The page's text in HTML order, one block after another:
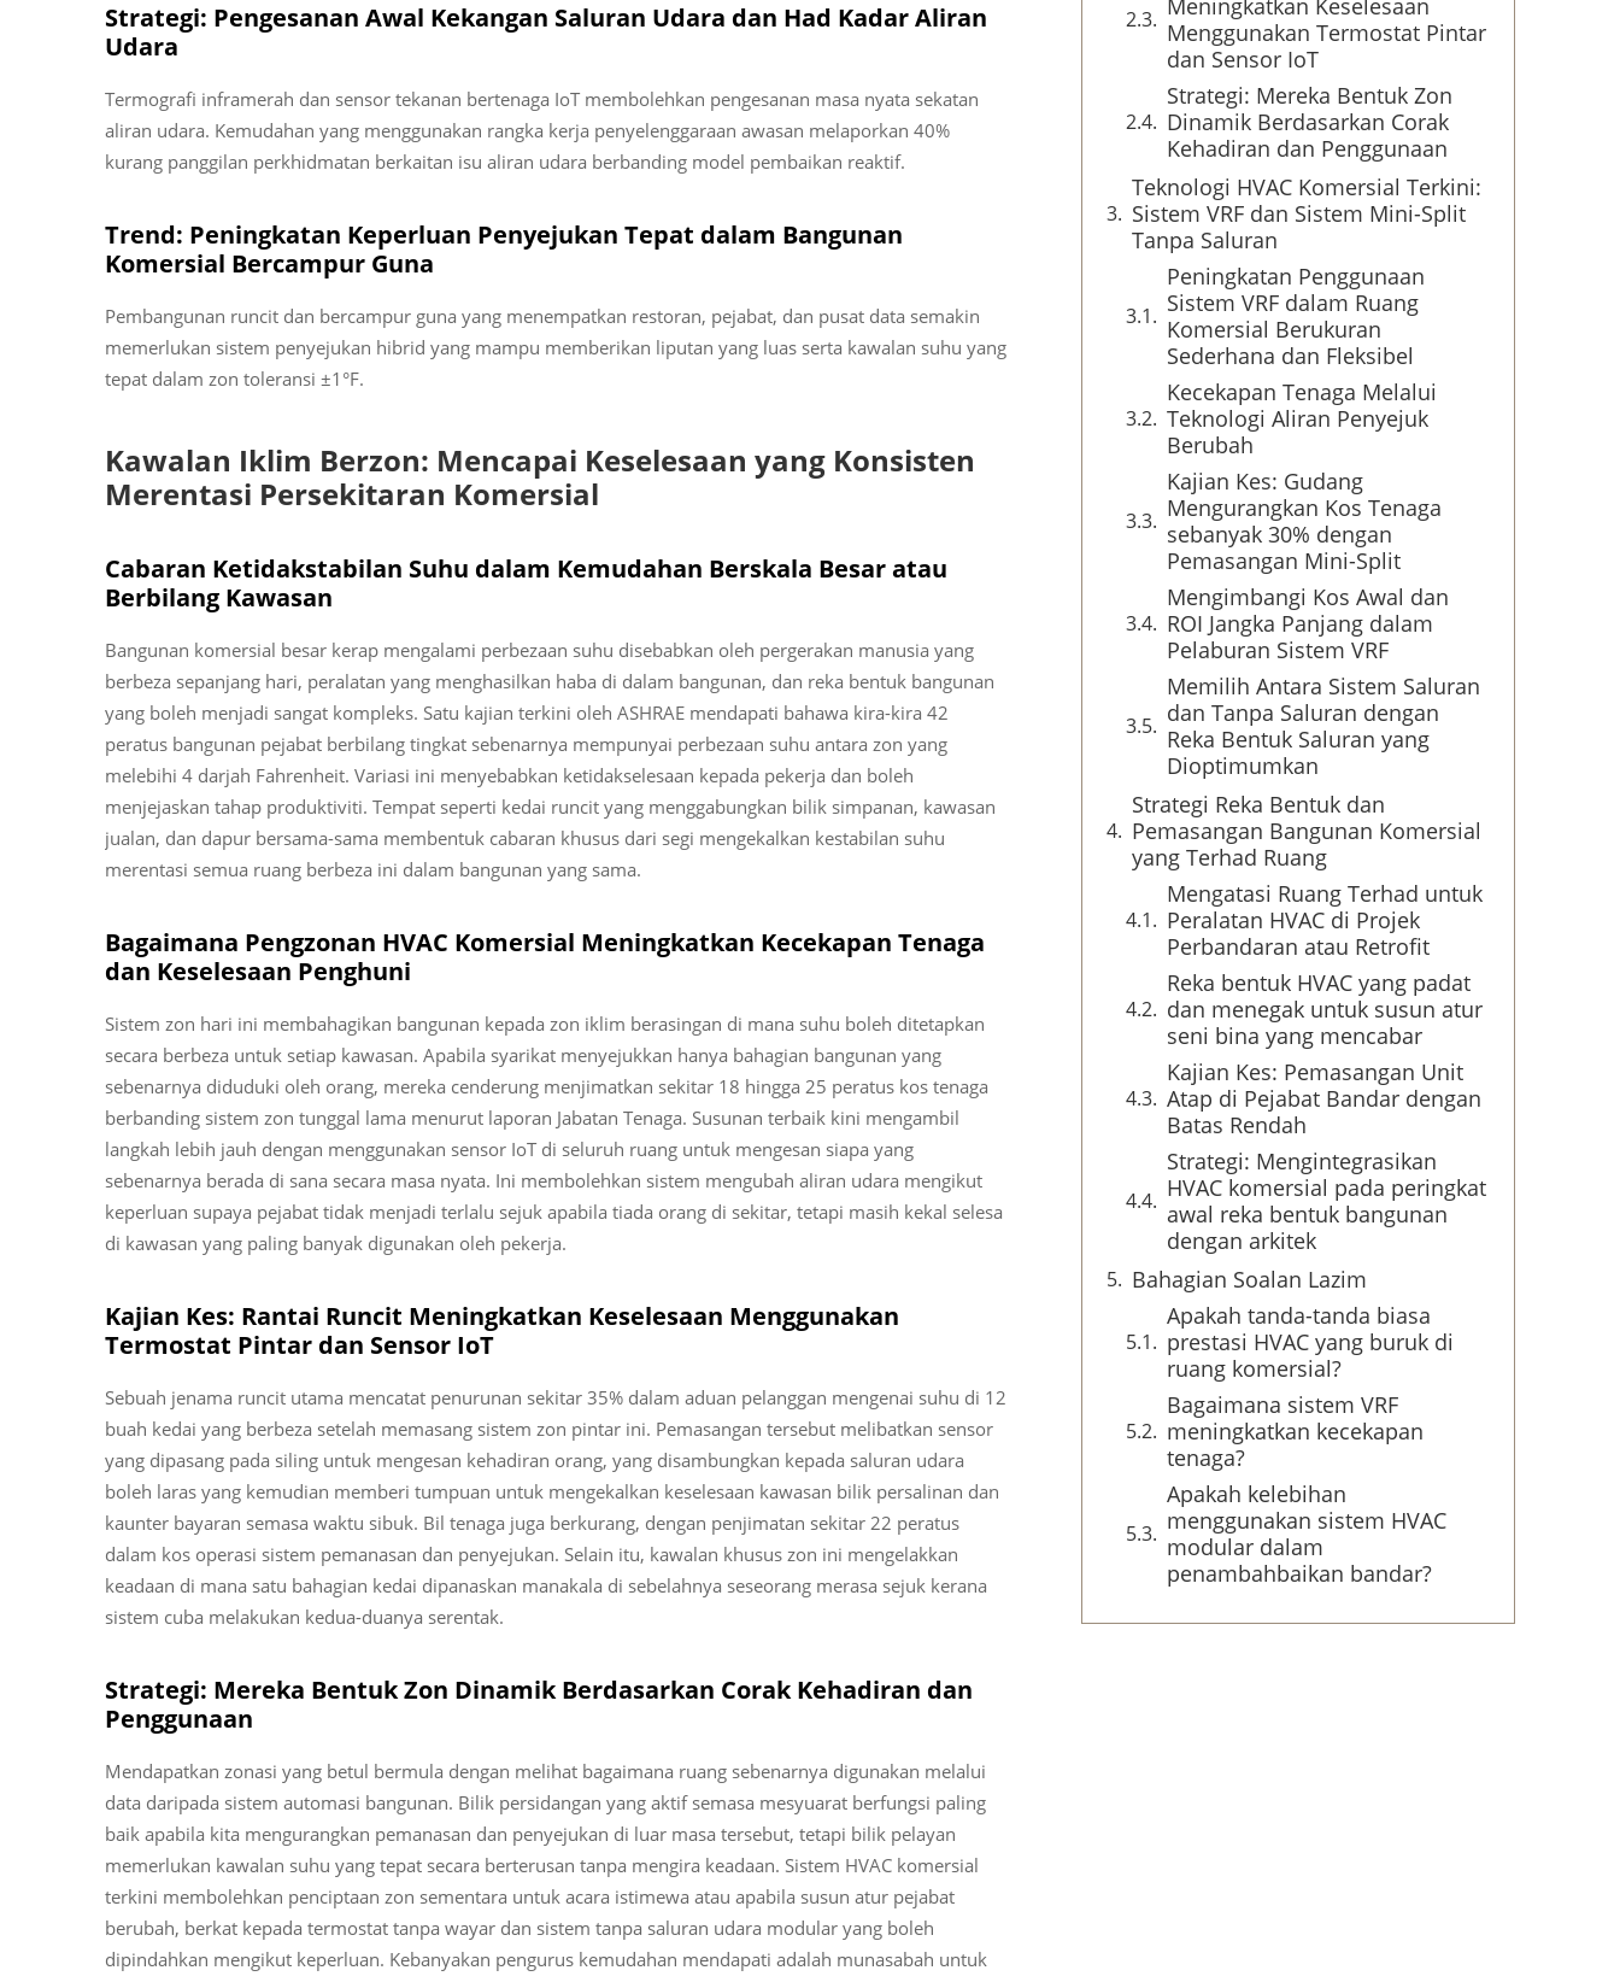
Strategi: Pengesanan Awal Kekangan Saluran Udara dan Had Kadar Aliran
Udara
Termografi inframerah dan sensor tekanan bertenaga IoT membolehkan pengesanan masa nyata sekatan
aliran udara. Kemudahan yang menggunakan rangka kerja penyelenggaraan awasan melaporkan 40%
kurang panggilan perkhidmatan berkaitan isu aliran udara berbanding model pembaikan reaktif.
Trend: Peningkatan Keperluan Penyejukan Tepat dalam Bangunan
Komersial Bercampur Guna
Pembangunan runcit dan bercampur guna yang menempatkan restoran, pejabat, dan pusat data semakin
memerlukan sistem penyejukan hibrid yang mampu memberikan liputan yang luas serta kawalan suhu yang
tepat dalam zon toleransi ±1°F.
Kawalan Iklim Berzon: Mencapai Keselesaan yang Konsisten
Merentasi Persekitaran Komersial
Cabaran Ketidakstabilan Suhu dalam Kemudahan Berskala Besar atau
Berbilang Kawasan
Bangunan komersial besar kerap mengalami perbezaan suhu disebabkan oleh pergerakan manusia yang
berbeza sepanjang hari, peralatan yang menghasilkan haba di dalam bangunan, dan reka bentuk bangunan
yang boleh menjadi sangat kompleks. Satu kajian terkini oleh ASHRAE mendapati bahawa kira-kira 42
peratus bangunan pejabat berbilang tingkat sebenarnya mempunyai perbezaan suhu antara zon yang
melebihi 4 darjah Fahrenheit. Variasi ini menyebabkan ketidakselesaan kepada pekerja dan boleh
menjejaskan tahap produktiviti. Tempat seperti kedai runcit yang menggabungkan bilik simpanan, kawasan
jualan, dan dapur bersama-sama membentuk cabaran khusus dari segi mengekalkan kestabilan suhu
merentasi semua ruang berbeza ini dalam bangunan yang sama.
Bagaimana Pengzonan HVAC Komersial Meningkatkan Kecekapan Tenaga
dan Keselesaan Penghuni
Sistem zon hari ini membahagikan bangunan kepada zon iklim berasingan di mana suhu boleh ditetapkan
secara berbeza untuk setiap kawasan. Apabila syarikat menyejukkan hanya bahagian bangunan yang
sebenarnya diduduki oleh orang, mereka cenderung menjimatkan sekitar 18 hingga 25 peratus kos tenaga
berbanding sistem zon tunggal lama menurut laporan Jabatan Tenaga. Susunan terbaik kini mengambil
langkah lebih jauh dengan menggunakan sensor IoT di seluruh ruang untuk mengesan siapa yang
sebenarnya berada di sana secara masa nyata. Ini membolehkan sistem mengubah aliran udara mengikut
keperluan supaya pejabat tidak menjadi terlalu sejuk apabila tiada orang di sekitar, tetapi masih kekal selesa
di kawasan yang paling banyak digunakan oleh pekerja.
Kajian Kes: Rantai Runcit Meningkatkan Keselesaan Menggunakan
Termostat Pintar dan Sensor IoT
Sebuah jenama runcit utama mencatat penurunan sekitar 35% dalam aduan pelanggan mengenai suhu di 12
buah kedai yang berbeza setelah memasang sistem zon pintar ini. Pemasangan tersebut melibatkan sensor
yang dipasang pada siling untuk mengesan kehadiran orang, yang disambungkan kepada saluran udara
boleh laras yang kemudian memberi tumpuan untuk mengekalkan keselesaan kawasan bilik persalinan dan
kaunter bayaran semasa waktu sibuk. Bil tenaga juga berkurang, dengan penjimatan sekitar 22 peratus
dalam kos operasi sistem pemanasan dan penyejukan. Selain itu, kawalan khusus zon ini mengelakkan
keadaan di mana satu bahagian kedai dipanaskan manakala di sebelahnya seseorang merasa sejuk kerana
sistem cuba melakukan kedua-duanya serentak.
Strategi: Mereka Bentuk Zon Dinamik Berdasarkan Corak Kehadiran dan
Penggunaan
Mendapatkan zonasi yang betul bermula dengan melihat bagaimana ruang sebenarnya digunakan melalui
data daripada sistem automasi bangunan. Bilik persidangan yang aktif semasa mesyuarat berfungsi paling
baik apabila kita mengurangkan pemanasan dan penyejukan di luar masa tersebut, tetapi bilik pelayan
memerlukan kawalan suhu yang tepat secara berterusan tanpa mengira keadaan. Sistem HVAC komersial
terkini membolehkan penciptaan zon sementara untuk acara istimewa atau apabila susun atur pejabat
berubah, berkat kepada termostat tanpa wayar dan sistem tanpa saluran udara modular yang boleh
dipindahkan mengikut keperluan. Kebanyakan pengurus kemudahan mendapati adalah munasabah untuk
Meningkatkan Keselesaan
Menggunakan Termostat Pintar
dan Sensor IoT
Strategi: Mereka Bentuk Zon
Dinamik Berdasarkan Corak
Kehadiran dan Penggunaan
Teknologi HVAC Komersial Terkini:
Sistem VRF dan Sistem Mini-Split
Tanpa Saluran
Peningkatan Penggunaan
Sistem VRF dalam Ruang
Komersial Berukuran
Sederhana dan Fleksibel
Kecekapan Tenaga Melalui
Teknologi Aliran Penyejuk
Berubah
Kajian Kes: Gudang
Mengurangkan Kos Tenaga
sebanyak 30% dengan
Pemasangan Mini-Split
Mengimbangi Kos Awal dan
ROI Jangka Panjang dalam
Pelaburan Sistem VRF
Memilih Antara Sistem Saluran
dan Tanpa Saluran dengan
Reka Bentuk Saluran yang
Dioptimumkan
Strategi Reka Bentuk dan
Pemasangan Bangunan Komersial
yang Terhad Ruang
Mengatasi Ruang Terhad untuk
Peralatan HVAC di Projek
Perbandaran atau Retrofit
Reka bentuk HVAC yang padat
dan menegak untuk susun atur
seni bina yang mencabar
Kajian Kes: Pemasangan Unit
Atap di Pejabat Bandar dengan
Batas Rendah
Strategi: Mengintegrasikan
HVAC komersial pada peringkat
awal reka bentuk bangunan
dengan arkitek
Bahagian Soalan Lazim
Apakah tanda-tanda biasa
prestasi HVAC yang buruk di
ruang komersial?
Bagaimana sistem VRF
meningkatkan kecekapan
tenaga?
Apakah kelebihan
menggunakan sistem HVAC
modular dalam
penambahbaikan bandar?